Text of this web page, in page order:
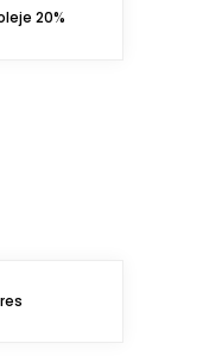
20%